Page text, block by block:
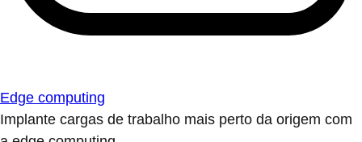
Edge computing
Implante cargas de trabalho mais perto da origem com